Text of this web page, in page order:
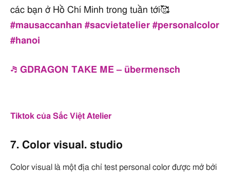
các bạn ở Hồ Chí Minh trong tuần tới🥰
#mausaccanhan #sacvietatelier #personalcolor
#hanoi
♬ GDRAGON TAKE ME – übermensch
Tiktok của Sắc Việt Atelier
7. Color visual. studio
Color visual là một địa chỉ test personal color được mở bởi